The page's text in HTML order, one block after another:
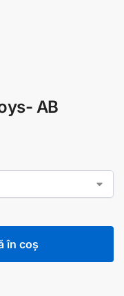
AB
în coș